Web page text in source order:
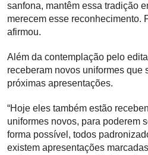
sanfona, mantêm essa tradição
merecem esse reconhecimento.
afirmou.
Além da contemplação pelo
receberam novos uniformes que
próximas apresentações.
“Hoje eles também estão
uniformes novos, para poderem
forma possível, todos
existem apresentações